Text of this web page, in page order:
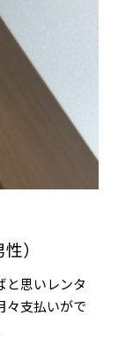
）
と思いレンタ
々支払いがで